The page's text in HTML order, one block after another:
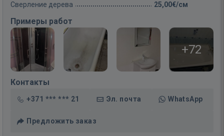
Сверление дерева 25,00€/см
Примеры работ
+72
Контакты
+371 *** *** 21 Эл. почта WhatsApp
Предложить заказ